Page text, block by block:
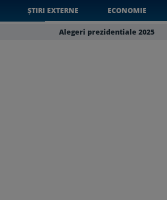
ȘTIRI EXTERNE ECONOMIE
Alegeri prezidentiale 2025